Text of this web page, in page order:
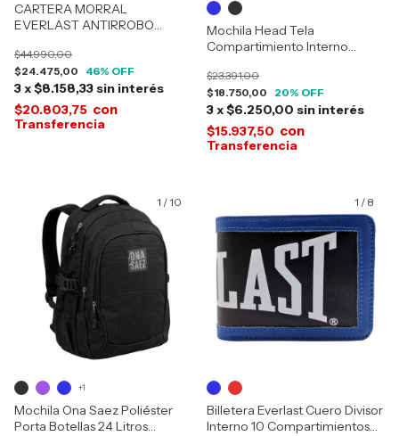
CARTERA MORRAL
EVERLAST ANTIRROBO
$24.475,00
$44.990,00
46% OFF
3x$8.158,33 sin interés
$20.803,75 con
Mochila Head Tela
Compartimiento Interno
$18.750,00
$23.391,00
20% OFF
3x$6.250,00 sin interés
$15.937,50 con
1 /10
Mochila Ona Saez Poliéster
Porta Botellas 24 Litros
+1
1 / 8
Billetera Everlast Cuero Divisor
Interno 10 Compartimientos